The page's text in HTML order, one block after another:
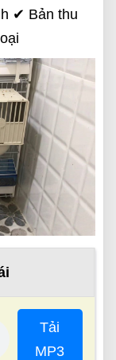
✔ Bản thu
Tải
MP3